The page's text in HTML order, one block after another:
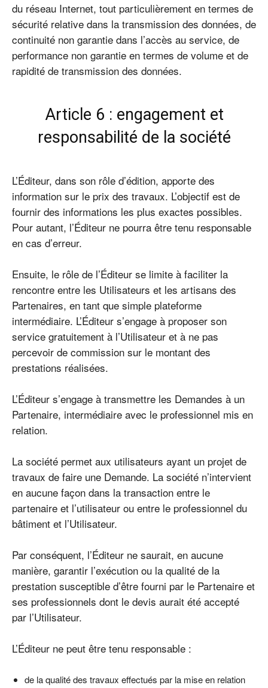
du réseau Internet, tout particulièrement en termes de
sécurité relative dans la transmission des données, de
continuité non garantie dans l’accès au service, de
performance non garantie en termes de volume et de
rapidité de transmission des données.
Article 6 : engagement et
responsabilité de la société
L’Éditeur, dans son rôle d’édition, apporte des
information sur le prix des travaux. L’objectif est de
fournir des informations les plus exactes possibles.
Pour autant, l’Éditeur ne pourra être tenu responsable
en cas d’erreur.
Ensuite, le rôle de l’Éditeur se limite à faciliter la
rencontre entre les Utilisateurs et les artisans des
Partenaires, en tant que simple plateforme
intermédiaire. L’Éditeur s’engage à proposer son
service gratuitement à l’Utilisateur et à ne pas
percevoir de commission sur le montant des
prestations réalisées.
L’Éditeur s’engage à transmettre les Demandes à un
Partenaire, intermédiaire avec le professionnel mis en
relation.
La société permet aux utilisateurs ayant un projet de
travaux de faire une Demande. La société n’intervient
en aucune façon dans la transaction entre le
partenaire et l’utilisateur ou entre le professionnel du
bâtiment et l’Utilisateur.
Par conséquent, l’Éditeur ne saurait, en aucune
manière, garantir l’exécution ou la qualité de la
prestation susceptible d’être fourni par le Partenaire et
ses professionnels dont le devis aurait été accepté
par l’Utilisateur.
L’Éditeur ne peut être tenu responsable :
de la qualité des travaux effectués par la mise en relation